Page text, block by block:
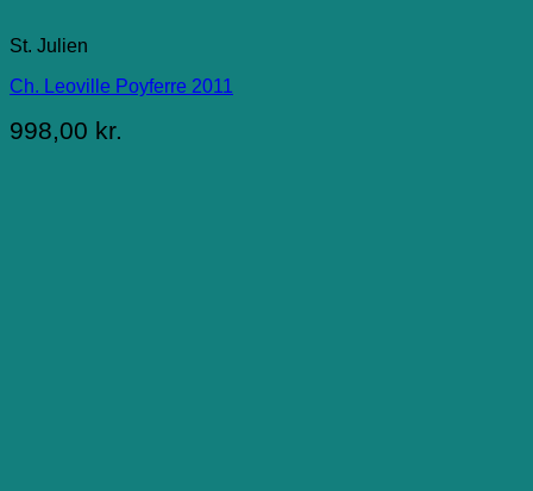
St. Julien
Ch. Leoville Poyferre 2011
998,00 kr.